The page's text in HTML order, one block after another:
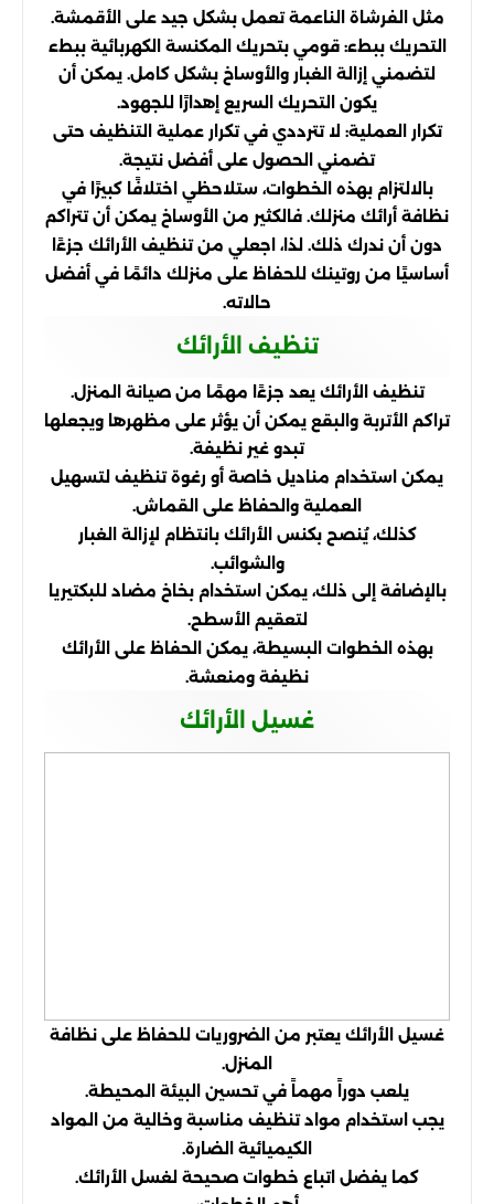
مثل الفرشاة الناعمة تعمل بشكل جيد على الأقمشة.
التحريك ببطء: قومي بتحريك المكنسة الكهربائية ببطء
لتضمني إزالة الغبار والأوساخ بشكل كامل. يمكن أن
يكون التحريك السريع إهدارًا للجهود.
تكرار العملية: لا تترددي في تكرار عملية التنظيف حتى
تضمني الحصول على أفضل نتيجة.
بالالتزام بهذه الخطوات، ستلاحظي اختلافًا كبيرًا في
نظافة أرائك منزلك. فالكثير من الأوساخ يمكن أن تتراكم
دون أن ندرك ذلك. لذا، اجعلي من تنظيف الأرائك جزءًا
أساسيًا من روتينك للحفاظ على منزلك دائمًا في أفضل
حالاته.
تنظيف الأرائك
تنظيف الأرائك يعد جزءًا مهمًا من صيانة المنزل.
تراكم الأتربة والبقع يمكن أن يؤثر على مظهرها ويجعلها
تبدو غير نظيفة.
يمكن استخدام مناديل خاصة أو رغوة تنظيف لتسهيل
العملية والحفاظ على القماش.
كذلك، يُنصح بكنس الأرائك بانتظام لإزالة الغبار
والشوائب.
بالإضافة إلى ذلك، يمكن استخدام بخاخ مضاد للبكتيريا
لتعقيم الأسطح.
بهذه الخطوات البسيطة، يمكن الحفاظ على الأرائك
نظيفة ومنعشة.
غسيل الأرائك
غسيل الأرائك يعتبر من الضروريات للحفاظ على نظافة
المنزل.
يلعب دوراً مهماً في تحسين البيئة المحيطة.
يجب استخدام مواد تنظيف مناسبة وخالية من المواد
الكيميائية الضارة.
كما يفضل اتباع خطوات صحيحة لغسل الأرائك.